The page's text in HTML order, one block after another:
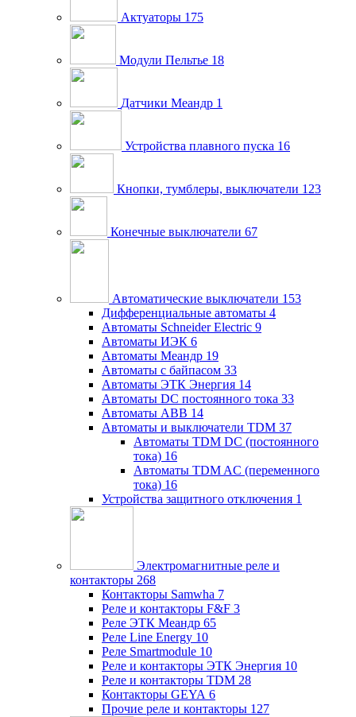
Актуаторы 175
Модули Пельтье 18
Датчики Меандр 1
Устройства плавного пуска 16
Кнопки, тумблеры, выключатели 123
Конечные выключатели 67
Автоматические выключатели 153
Дифференциальные автоматы 4
Автоматы Schneider Electric 9
Автоматы ИЭК 6
Автоматы Меандр 19
Автоматы с байпасом 33
Автоматы ЭТК Энергия 14
Автоматы DC постоянного тока 33
Автоматы ABB 14
Автоматы и выключатели TDM 37
Автоматы TDM DC (постоянного
тока) 16
Автоматы TDM AC (переменного
тока) 16
Устройства защитного отключения 1
Электромагнитные реле и
контакторы 268
Контакторы Samwha 7
Реле и контакторы F&F 3
Реле ЭТК Меандр 65
Реле Line Energy 10
Реле Smartmodule 10
Реле и контакторы ЭТК Энергия 10
Реле и контакторы TDM 28
Контакторы GEYA 6
Прочие реле и контакторы 127